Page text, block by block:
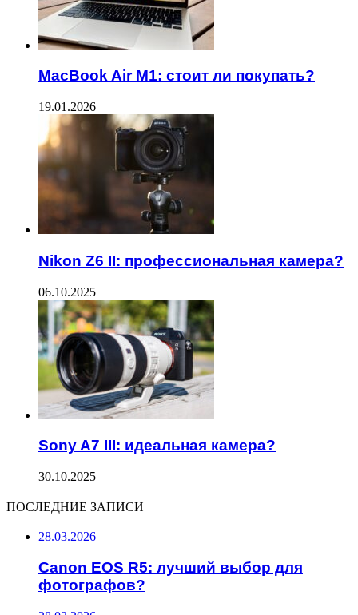
MacBook Air M1: стоит ли покупать?
19.01.2026
Nikon Z6 II: профессиональная камера?
06.10.2025
Sony A7 III: идеальная камера?
30.10.2025
ПОСЛЕДНИЕ ЗАПИСИ
28.03.2026
Canon EOS R5: лучший выбор для
фотографов?